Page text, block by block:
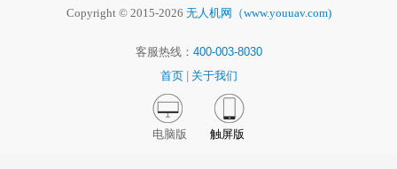
Copyright © 2015-2026 无人机网（www.youuav.com)
客服热线： 400-003-8030
首页
关于我们
电脑版 触屏版